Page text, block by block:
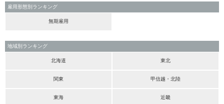
雇用形態別ランキング
無期雇用
地域別ランキング
北海道 東北
関東 甲信越・北陸
東海 近畿